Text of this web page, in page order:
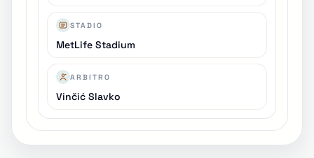
STADIO
MetLife Stadium
ARBITRO
Vinčić Slavko